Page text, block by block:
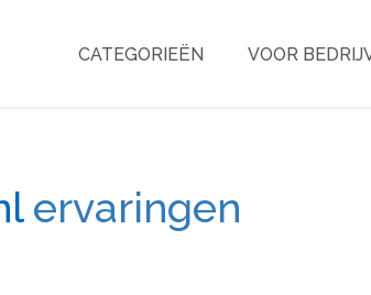
CATEGORIEËN VOOR
ervaringen